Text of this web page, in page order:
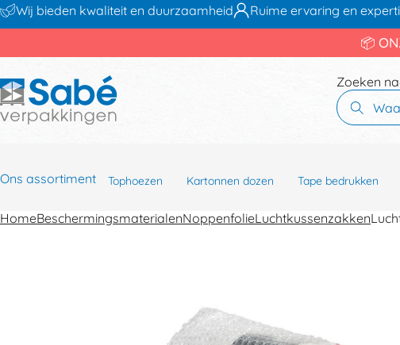
Wij bieden kwaliteit en duurzaamheid Ruime ervaring en
📦
Zoeken
Ons assortiment Tophoezen Kartonnen dozen Tape bedrukken
HomeBeschermingsmaterialenNoppenfolieLuchtkussenzakken